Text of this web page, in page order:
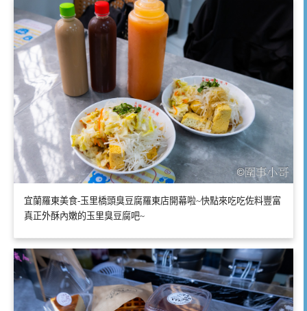
宜蘭羅東美食-玉里橋頭臭豆腐羅東店開幕啦~快點來吃吃佐料豐富
真正外酥內嫩的玉里臭豆腐吧~